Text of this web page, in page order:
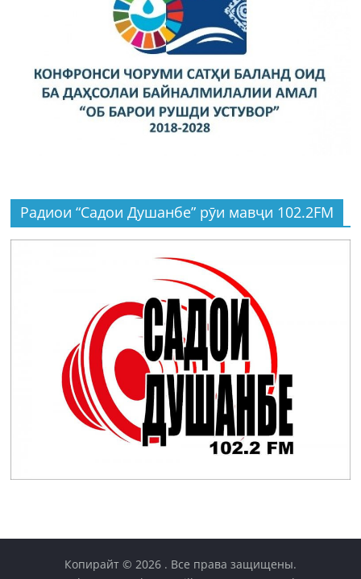
Радиои “Садои Душанбе” рӯи мавҷи 102.2FM
Копирайт © 2026 . Все права защищены.